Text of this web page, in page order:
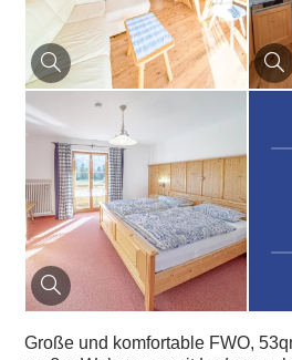
Große und komfortable FWO,